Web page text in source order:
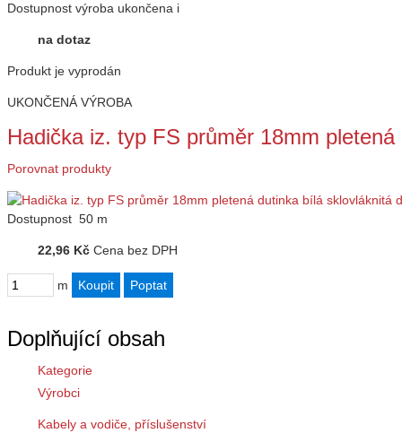
Dostupnost výroba ukončena i
na dotaz
Produkt je vyprodán
UKONČENÁ VÝROBA
Hadička iz. typ FS průměr 18mm
Porovnat produkty
Dostupnost 50 m
22,96 Kč Cena bez DPH
m
Doplňující obsah
Kategorie
Výrobci
Kabely a vodiče, příslušenství